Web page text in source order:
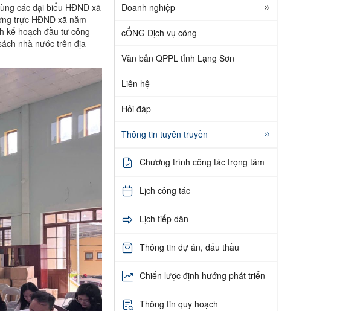
các đại biểu HĐND xã
trực HĐND xã năm
kế hoạch đầu tư công
nhà nước trên địa
Doanh nghiệp
cỔNG Dịch vụ công
Văn bản QPPL tỉnh Lạng Sơn
Liên hệ
Hỏi đáp
Thông tin tuyên truyền
Chương trình công tác trọng tâm
Lịch công tác
Lịch tiếp dân
Thông tin dự án, đấu thầu
Chiến lược định hướng phát triển
Thông tin quy hoạch